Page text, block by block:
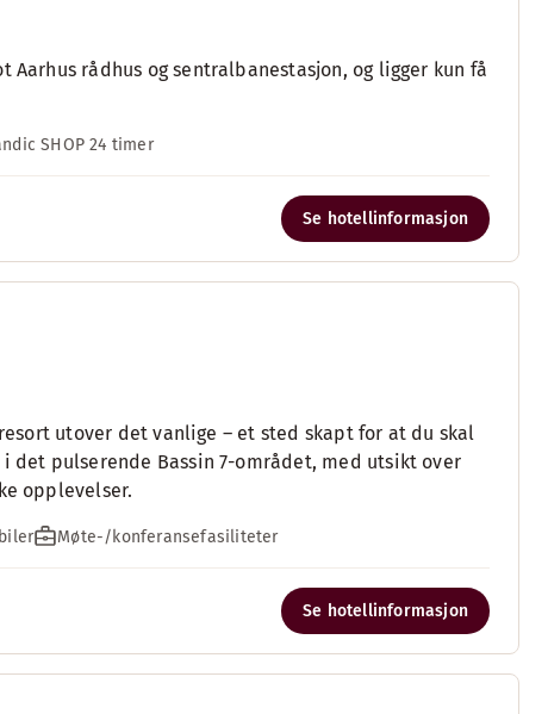
rådhus og sentralbanestasjon, og ligger kun få
SHOP 24 timer
Se hotellinformasjon
utover det vanlige – et sted skapt for at du skal
det pulserende Bassin 7-området, med utsikt over
opplevelser.
Møte-/konferansefasiliteter
Se hotellinformasjon